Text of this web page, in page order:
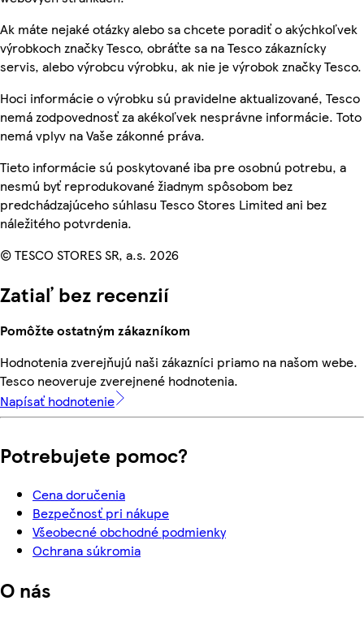
Ak máte nejaké otázky alebo sa chcete poradiť o akýchkoľvek
výrobkoch značky Tesco, obráťte sa na Tesco zákaznícky
servis, alebo výrobcu výrobku, ak nie je výrobok značky Tesco.
Hoci informácie o výrobku sú pravidelne aktualizované, Tesco
nemá zodpovednosť za akékoľvek nesprávne informácie. Toto
nemá vplyv na Vaše zákonné práva.
Tieto informácie sú poskytované iba pre osobnú potrebu, a
nesmú byť reprodukované žiadnym spôsobom bez
predchádzajúceho súhlasu Tesco Stores Limited ani bez
náležitého potvrdenia.
© TESCO STORES SR, a.s. 2026
Zatiaľ bez recenzií
Pomôžte ostatným zákazníkom
Hodnotenia zverejňujú naši zákazníci priamo na našom webe.
Tesco neoveruje zverejnené hodnotenia.
Napísať hodnotenie
Potrebujete pomoc?
Cena doručenia
Bezpečnosť pri nákupe
Všeobecné obchodné podmienky
Ochrana súkromia
O nás